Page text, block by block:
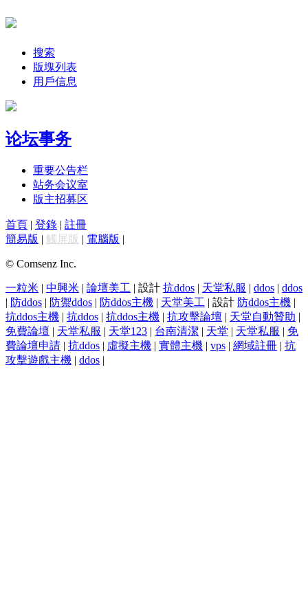
搜索
版塊列表
用戶信息
论坛事务
重要公告栏
站务会议室
版主招募区
首頁 | 登錄 | 註冊
簡易版 | 觸屏版 | 電腦版 |
© Comsenz Inc.
一粒米 | 中興米 | 論壇美工 | 設計 抗ddos | 天堂私服 | ddos | ddos
| 防ddos | 防禦ddos | 防ddos主機 | 天堂美工 | 設計 防ddos主機 |
抗ddos主機 | 抗ddos | 抗ddos主機 | 抗攻擊論壇 | 天堂自動贊助 |
免費論壇 | 天堂私服 | 天堂123 | 台南清潔 | 天堂 | 天堂私服 | 免
費論壇申請 | 抗ddos | 虛擬主機 | 實體主機 | vps | 網域註冊 | 抗
攻擊遊戲主機 | ddos |